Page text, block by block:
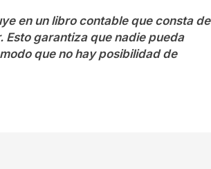
en un libro contable que consta de
garantiza que nadie pueda
que no hay posibilidad de